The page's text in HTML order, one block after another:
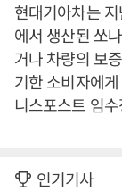
현대기아차는
에서 생산된 쏘
거나 차량의 보
기한 소비자에
니스포스트 임
인기기사